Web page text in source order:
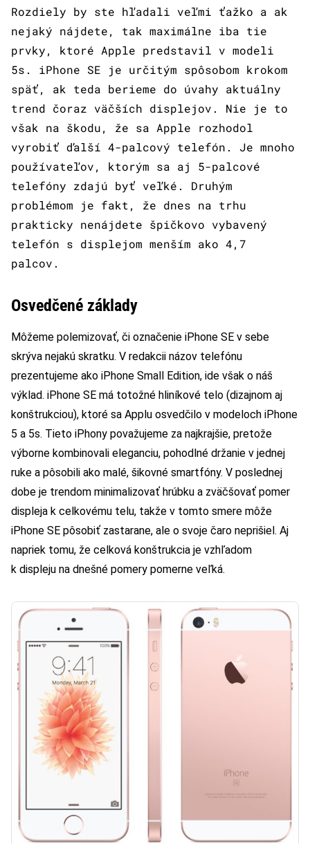
Rozdiely by ste hľadali veľmi ťažko a ak
nejaký nájdete, tak maximálne iba tie
prvky, ktoré Apple predstavil v modeli
5s. iPhone SE je určitým spôsobom krokom
späť, ak teda berieme do úvahy aktuálny
trend čoraz väčších displejov. Nie je to
však na škodu, že sa Apple rozhodol
vyrobiť ďalší 4-palcový telefón. Je mnoho
používateľov, ktorým sa aj 5-palcové
telefóny zdajú byť veľké. Druhým
problémom je fakt, že dnes na trhu
prakticky nenájdete špičkovo vybavený
telefón s displejom menším ako 4,7
palcov.
Osvedčené základy
Môžeme polemizovať, či označenie iPhone SE v sebe
skrýva nejakú skratku. V redakcii názov telefónu
prezentujeme ako iPhone Small Edition, ide však o náš
výklad. iPhone SE má totožné hliníkové telo (dizajnom aj
konštrukciou), ktoré sa Applu osvedčilo v modeloch iPhone
5 a 5s. Tieto iPhony považujeme za najkrajšie, pretože
výborne kombinovali eleganciu, pohodlné držanie v jednej
ruke a pôsobili ako malé, šikovné smartfóny. V poslednej
dobe je trendom minimalizovať hrúbku a zväčšovať pomer
displeja k celkovému telu, takže v tomto smere môže
iPhone SE pôsobiť zastarane, ale o svoje čaro neprišiel. Aj
napriek tomu, že celková konštrukcia je vzhľadom
k displeju na dnešné pomery pomerne veľká.